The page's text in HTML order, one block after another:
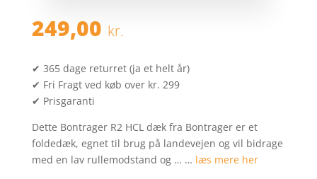
249,00 kr.
✔ 365 dage returret (ja et helt år)
✔ Fri Fragt ved køb over kr. 299
✔ Prisgaranti
Dette Bontrager R2 HCL dæk fra Bontrager er et
foldedæk, egnet til brug på landevejen og vil bidrage
med en lav rullemodstand og … … læs mere her